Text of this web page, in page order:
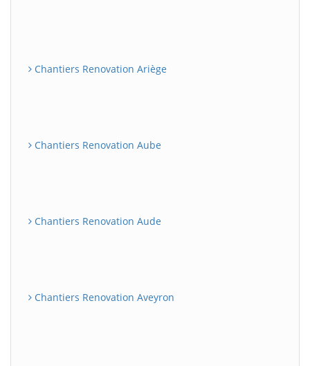
Chantiers Renovation Ariège
Chantiers Renovation Aube
Chantiers Renovation Aude
Chantiers Renovation Aveyron